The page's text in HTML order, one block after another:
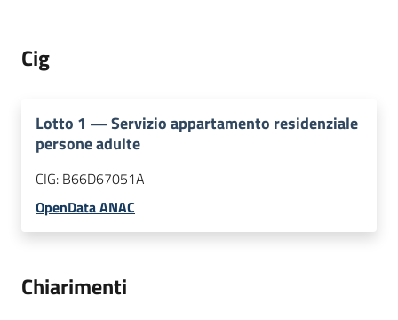
Cig
Lotto 1 —Servizio appartamento residenziale
persone adulte
CIG: B66D67051A
OpenData ANAC
Chiarimenti